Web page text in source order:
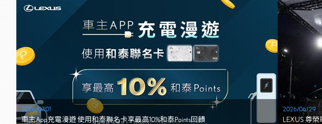
2026/07/01
車主App充電漫遊 使用和泰聯名卡享最高10%和泰Points回饋
2026/06/29
LEXUS 尊